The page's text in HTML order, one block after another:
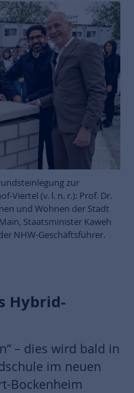
zur
Viertel (v. l. n. r.): Prof. Dr.
und Wohnen der Stadt
Staatsminister Kaweh
NHW-Geschäftsführer.
Hybrid-
– dies wird bald in
im neuen
Bockenheim